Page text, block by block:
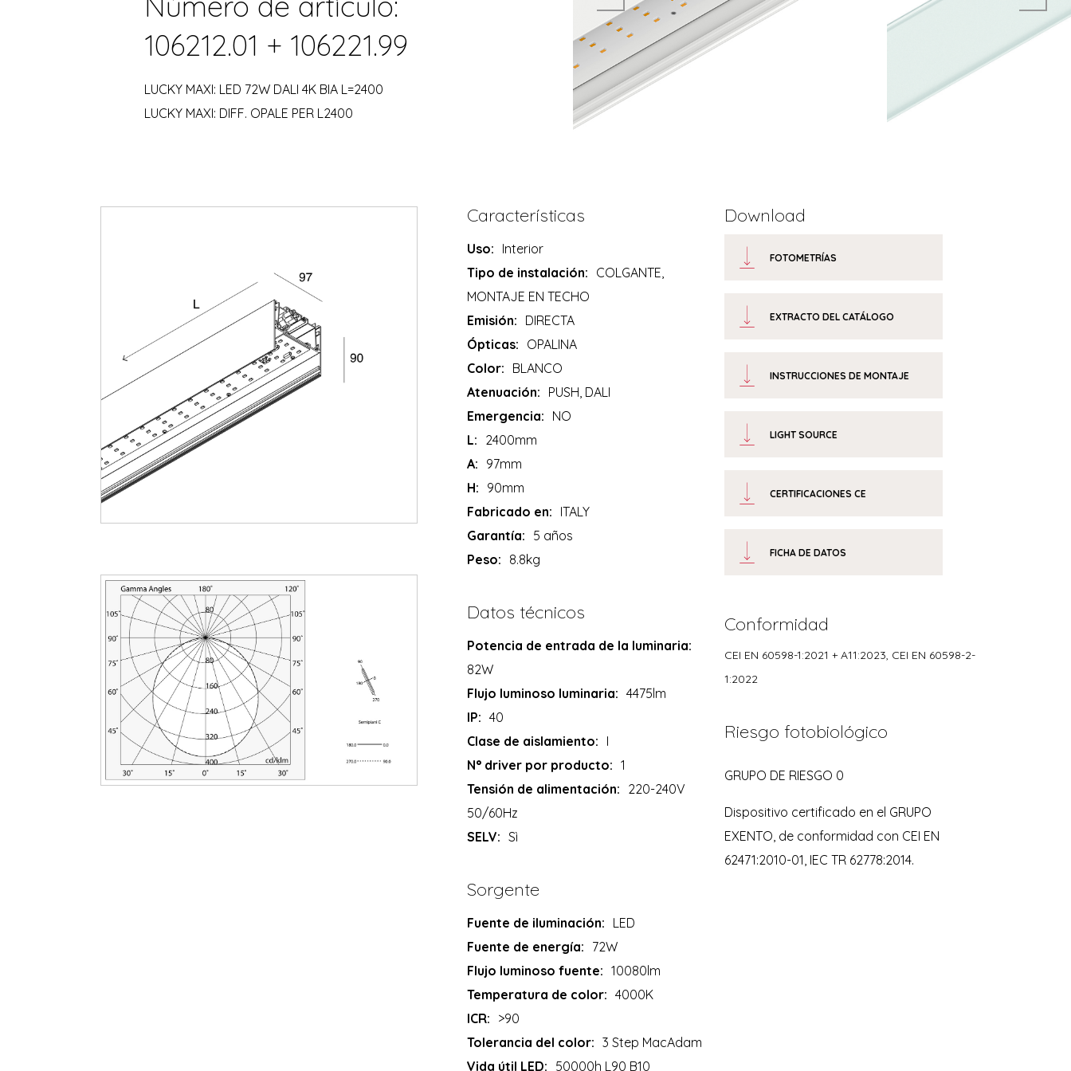
106212.01 + 106221.99
LUCKY MAXI: LED 72W DALI 4K BIA L=2400
LUCKY MAXI: DIFF. OPALE PER L2400
Características
Uso: Interior
Tipo de instalación: COLGANTE,
MONTAJE EN TECHO
Emisión: DIRECTA
Ópticas: OPALINA
Color: BLANCO
Atenuación: PUSH, DALI
Emergencia: NO
L: 2400mm
A: 97mm
H: 90mm
Fabricado en: ITALY
Garantía: 5 años
Peso: 8.8kg
Datos técnicos
Potencia de entrada de la luminaria:
82W
Flujo luminoso luminaria: 4475lm
IP: 40
Clase de aislamiento: I
N° driver por producto: 1
Tensión de alimentación: 220-240V
50/60Hz
SELV: Sì
Sorgente
Fuente de iluminación: LED
Fuente de energía: 72W
Flujo luminoso fuente: 10080lm
Temperatura de color: 4000K
ICR: >90
Tolerancia del color: 3 Step MacAdam
Vida útil LED: 50000h L90 B10
Download
FOTOMETRÍAS
EXTRACTO DEL CATÁLOGO
INSTRUCCIONES DE MONTAJE
LIGHT SOURCE
CERTIFICACIONES CE
FICHA DE DATOS
Conformidad
CEI EN 60598-1:2021 + A11:2023, CEI EN 60598-2-
1:2022
Riesgo fotobiológico
GRUPO DE RIESGO 0
Dispositivo certificado en el GRUPO
EXENTO, de conformidad con CEI EN
62471:2010-01, IEC TR 62778:2014.